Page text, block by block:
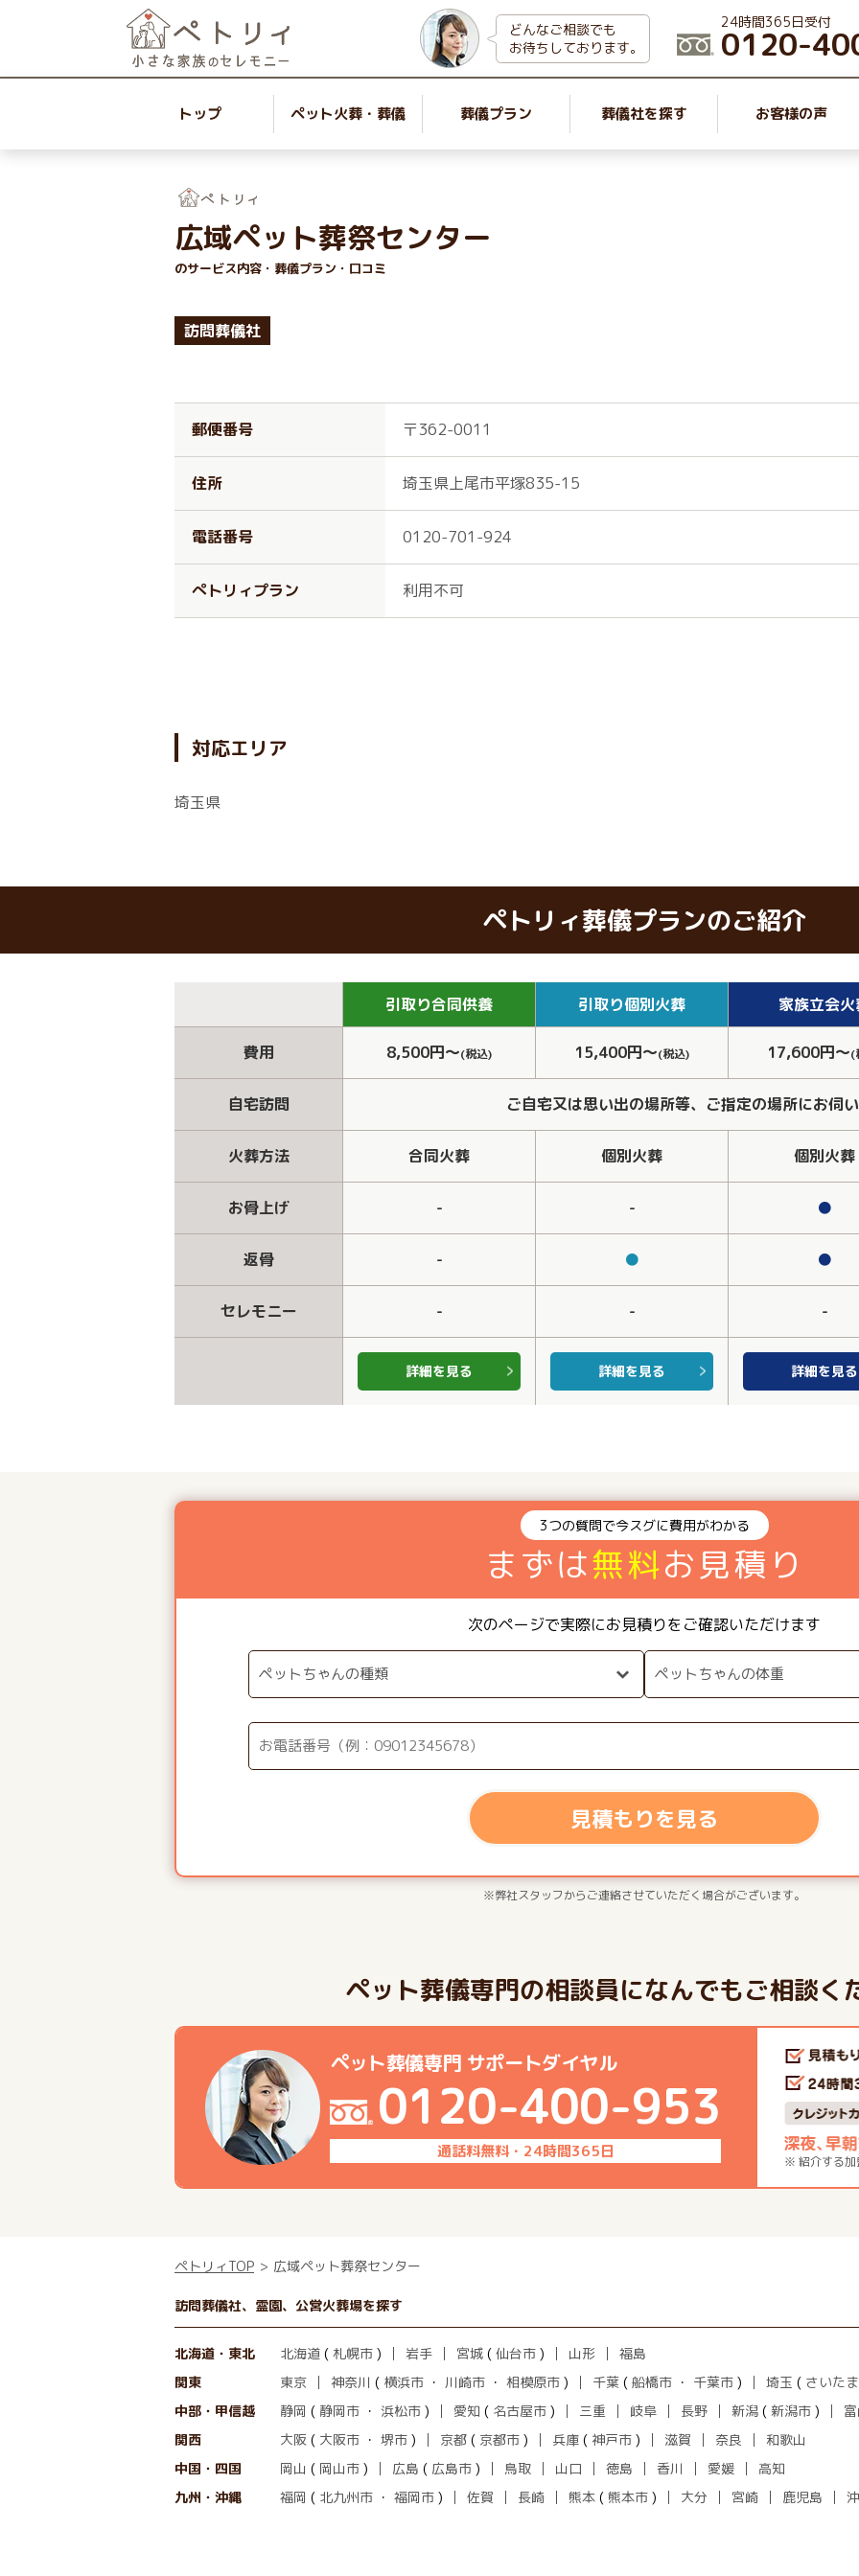
どんなご相談でも
お待ちしております。
24時間365日受付
0120-
トップ ペット火葬・葬儀 葬儀プラン 葬儀社を探す お客様の声
広域ペット葬祭センター
のサービス内容・葬儀プラン・口コミ
訪問葬儀社
郵便番号 〒362-0011
住所 埼玉県上尾市平塚835-15
電話番号 0120-701-924
ぺトリィプラン 利用不可
対応エリア
埼玉県
ペトリィ葬儀プランのご紹介
引取り合同供養 引取り個別火葬 家族立会
費用 8,500円～(税込) 15,400円～(税込) 17,600円～(
自宅訪問 ご自宅又は思い出の場所等、ご指定の場所にお伺
火葬方法 合同火葬 個別火葬 個別火葬
お骨上げ - - ●
返骨 - ● ●
セレモニー - - -
詳細を見る 詳細を見る 詳細を見る
3つの質問で今スグに費用がわかる
まずは無料お見積り
次のページで実際にお見積りをご確認いただけます
見積もりを見る
※弊社スタッフからご連絡させていただく場合がございます。
ペット葬儀専門の相談員になんでもご相談く
ペット葬儀専門 サポートダイヤル
0120-400-953
通話料無料・24時間365日
※ 紹介する加
ペトリィTOP 広域ペット葬祭センター
訪問葬儀社、霊園、公営火葬場を探す
北海道・東北 北海道 ( 札幌市 ) 岩手 宮城 ( 仙台市 ) 山形
福島
関東
東京 神奈川 ( 横浜市 ・ 川崎市 ・ 相模原市 ) 千葉 ( 船橋市 ・ 千葉市 ) 埼玉 ( さいた
中部・甲信越
静岡 ( 静岡市 ・ 浜松市 ) 愛知 ( 名古屋市 ) 三重 岐阜 長野 新潟 ( 新潟市 )
関西
大阪 ( 大阪市 ・ 堺市 ) 京都 ( 京都市 ) 兵庫 ( 神戸市 ) 滋賀 奈良
和歌山
中国・四国
岡山 ( 岡山市 ) 広島 ( 広島市 ) 鳥取 山口 徳島 香川 愛媛
高知
九州・沖縄
福岡 ( 北九州市 ・ 福岡市 ) 佐賀 長崎 熊本 ( 熊本市 ) 大分 宮崎 鹿児島